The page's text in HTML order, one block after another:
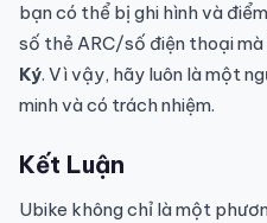
bạn có thể bị ghi hình và
số thẻ ARC/số điện thoại mà
Ký. Vì vậy, hãy luôn là một
minh và có trách nhiệm.
Kết Luận
Ubike không chỉ là một